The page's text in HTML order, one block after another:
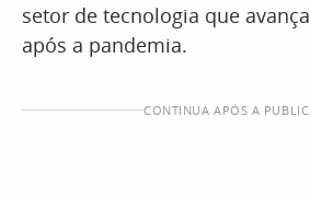
setor de tecnologia que
após a pandemia.
CONTINUA APÓS A